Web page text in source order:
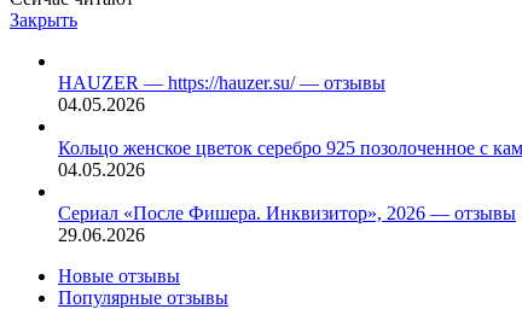
Закрыть
HAUZER — https://hauzer.su/ — отзывы
04.05.2026
Кольцо женское цветок серебро 925 позолоченное с
04.05.2026
Сериал «После Фишера. Инквизитор», 2026 — отзывы
29.06.2026
Новые отзывы
Популярные отзывы